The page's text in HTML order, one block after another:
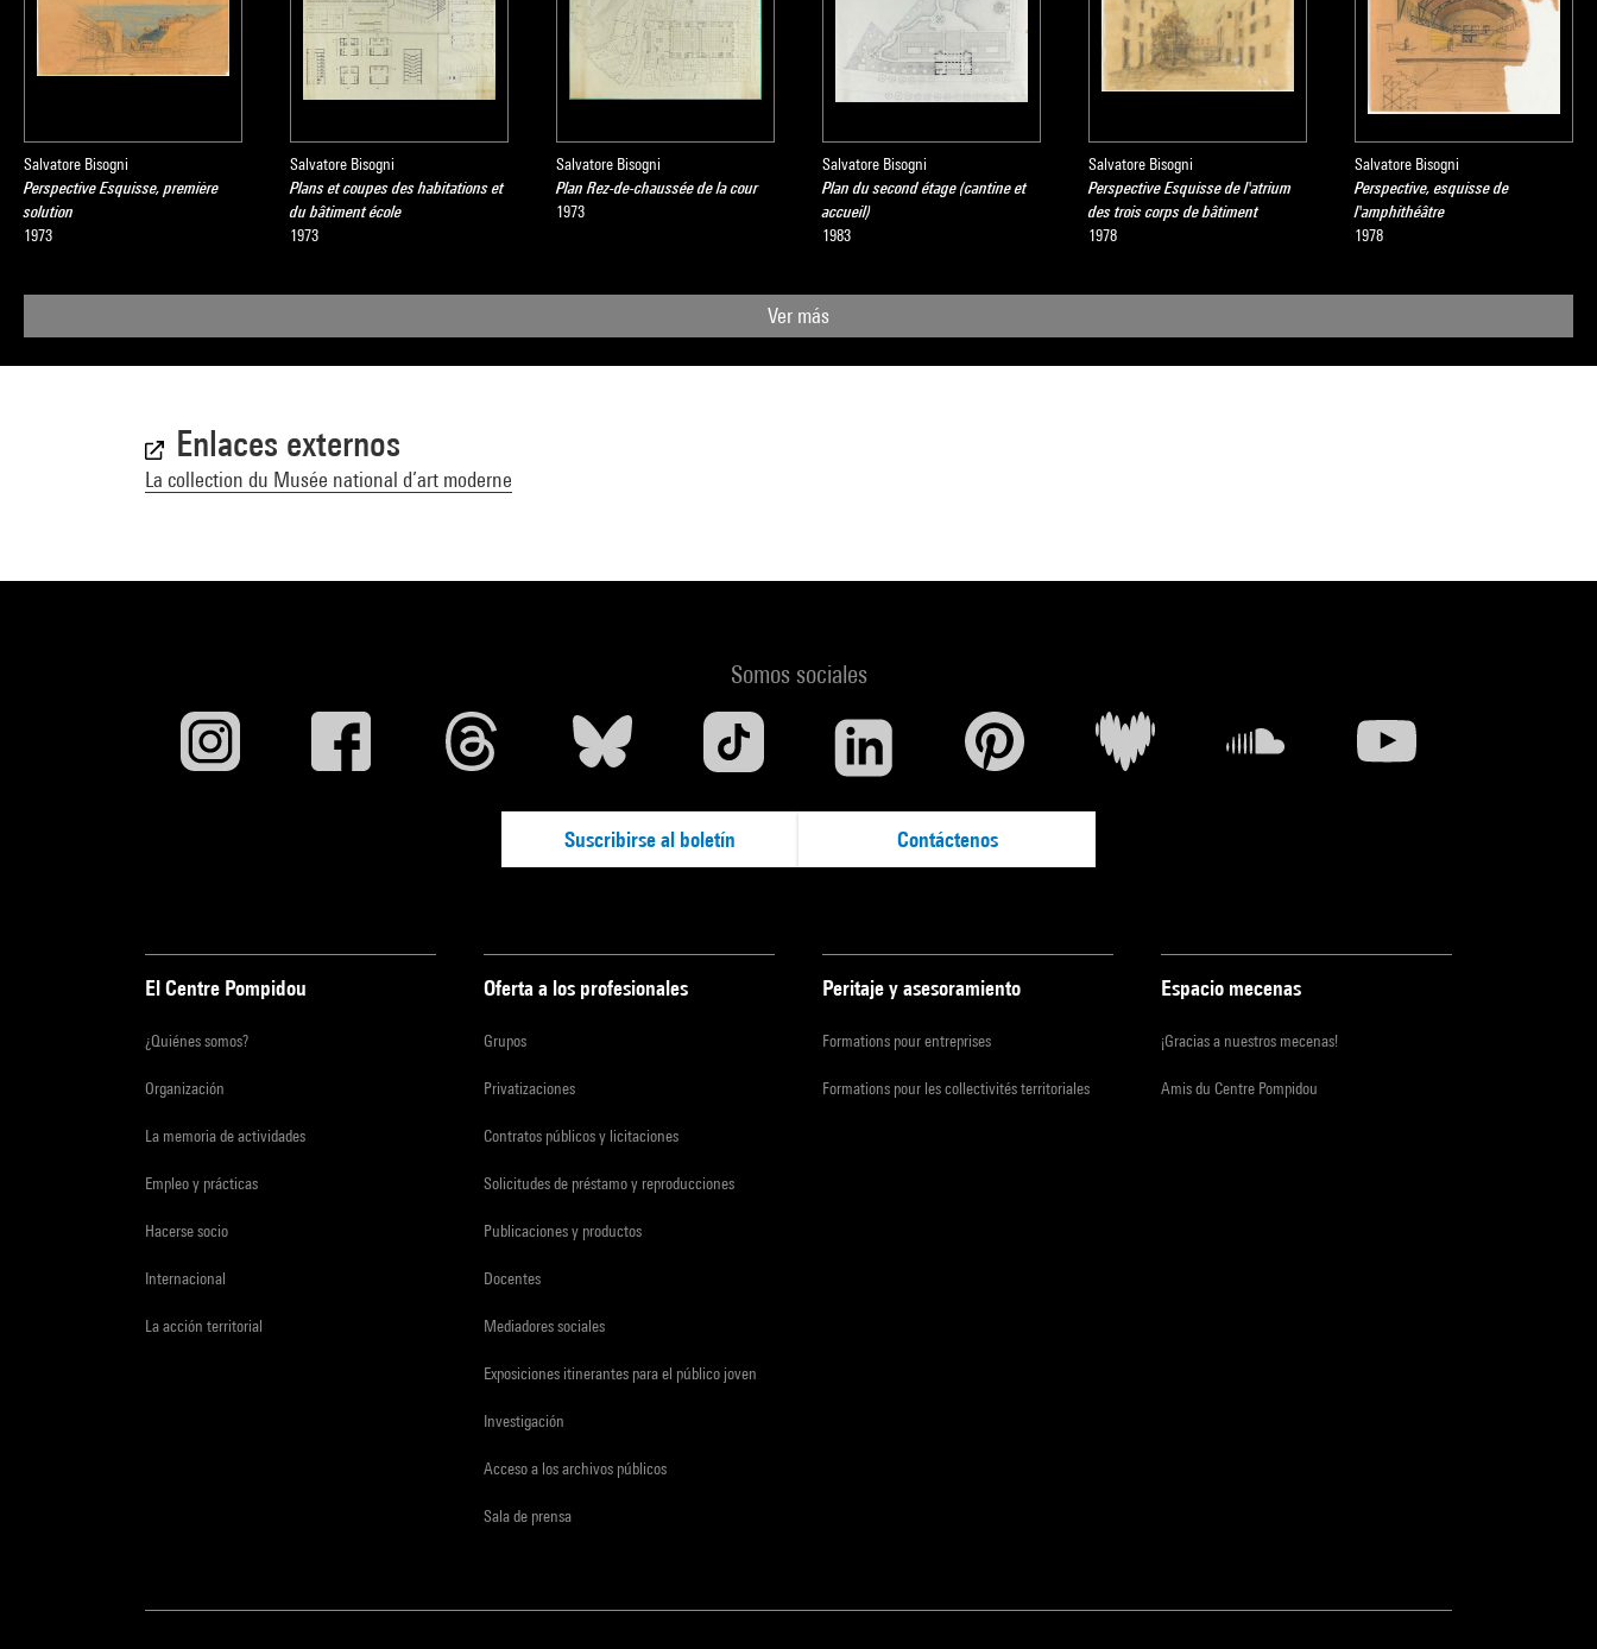
Salvatore Bisogni
Perspective Esquisse, première
solution
1973
Salvatore Bisogni
Plans et coupes des habitations et
du bâtiment école
1973
Salvatore Bisogni
Plan Rez-de-chaussée de la cour
1973
Salvatore Bisogni
Plan du second étage (cantine et
accueil)
1983
Salvatore Bisogni
Perspective Esquisse de l'atrium
des trois corps de bâtiment
1978
Salvatore Bisogni
Perspective, esquisse de
l'amphithéâtre
1978
Ver más
Enlaces externos
La collection du Musée national d’art moderne
Somos sociales
Suscribirse al boletín Contáctenos
El Centre Pompidou
¿Quiénes somos?
Organización
La memoria de actividades
Empleo y prácticas
Hacerse socio
Internacional
La acción territorial
Oferta a los profesionales
Grupos
Privatizaciones
Contratos públicos y licitaciones
Solicitudes de préstamo y reproducciones
Publicaciones y productos
Docentes
Mediadores sociales
Exposiciones itinerantes para el público joven
Investigación
Acceso a los archivos públicos
Sala de prensa
Peritaje y asesoramiento
Formations pour entreprises
Formations pour les collectivités territoriales
Espacio mecenas
¡Gracias a nuestros mecenas!
Amis du Centre Pompidou